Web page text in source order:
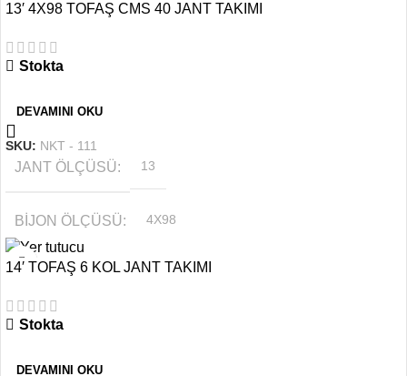
13′ 4X98 TOFAŞ CMS 40 JANT TAKIMI
Stokta
DEVAMINI OKU
SKU: NKT - 111
JANT ÖLÇÜSÜ 13
BIJON ÖLÇÜSÜ 4X98
RENK Gümüş
OFSET
14′ TOFAŞ 6 KOL JANT TAKIMI
Stokta
DEVAMINI OKU